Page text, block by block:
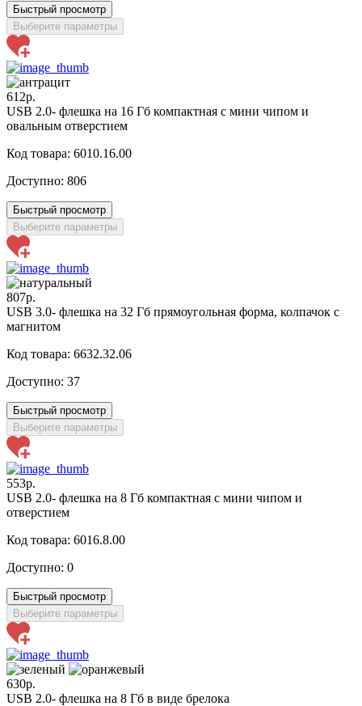
Быстрый просмотр
Выберите параметры
612р.
USB 2.0- флешка на 16 Гб компактная с мини чипом и
овальным отверстием
Код товара: 6010.16.00
Доступно: 806
Быстрый просмотр
Выберите параметры
807р.
USB 3.0- флешка на 32 Гб прямоугольная форма, колпачок с
магнитом
Код товара: 6632.32.06
Доступно: 37
Быстрый просмотр
Выберите параметры
553р.
USB 2.0- флешка на 8 Гб компактная с мини чипом и
отверстием
Код товара: 6016.8.00
Доступно: 0
Быстрый просмотр
Выберите параметры
630р.
USB 2.0- флешка на 8 Гб в виде брелока